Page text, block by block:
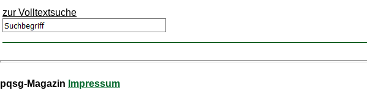
zur Volltextsuche
pqsg-Magazin Impressum